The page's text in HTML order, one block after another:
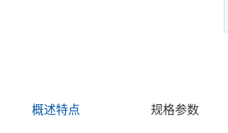
概述特点 规格参数